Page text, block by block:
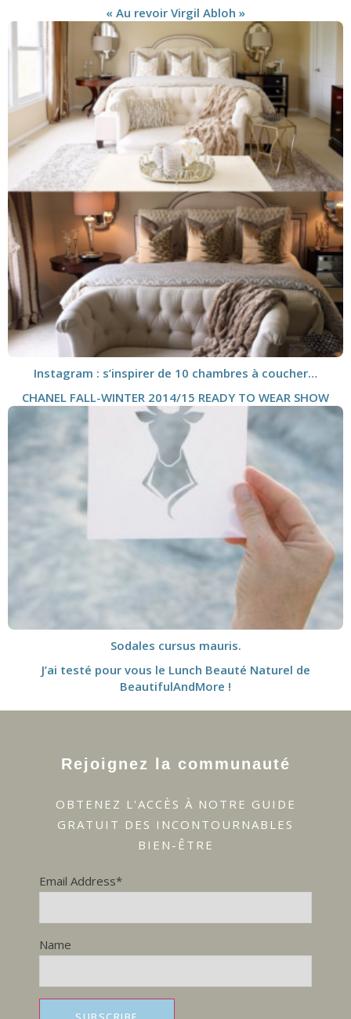
« Au revoir Virgil Abloh »
Instagram : s’inspirer de 10 chambres à coucher…
CHANEL FALL-WINTER 2014/15 READY TO WEAR SHOW
Sodales cursus mauris.
J’ai testé pour vous le Lunch Beauté Naturel de
BeautifulAndMore !
Rejoignez la communauté
OBTENEZ L'ACCÈS À NOTRE GUIDE
GRATUIT DES INCONTOURNABLES
BIEN-ÊTRE
Email Address*
Name